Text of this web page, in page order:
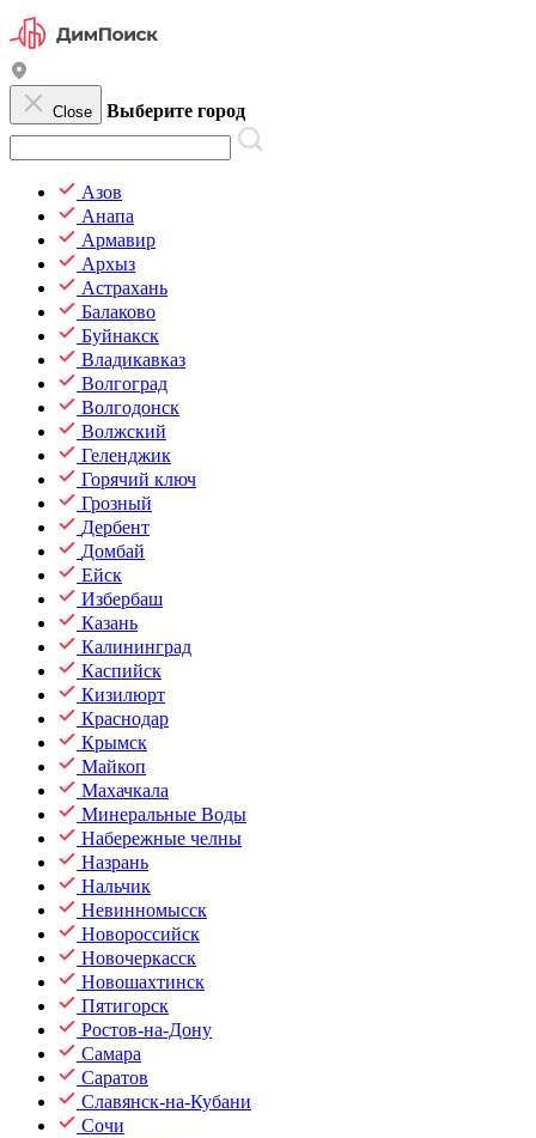
Close Выберите город
Азов
Анапа
Армавир
Архыз
Астрахань
Балаково
Буйнакск
Владикавказ
Волгоград
Волгодонск
Волжский
Геленджик
Горячий ключ
Грозный
Дербент
Домбай
Ейск
Избербаш
Казань
Калининград
Каспийск
Кизилюрт
Краснодар
Крымск
Майкоп
Махачкала
Минеральные Воды
Набережные челны
Назрань
Нальчик
Невинномысск
Новороссийск
Новочеркасск
Новошахтинск
Пятигорск
Ростов-на-Дону
Самара
Саратов
Славянск-на-Кубани
Сочи